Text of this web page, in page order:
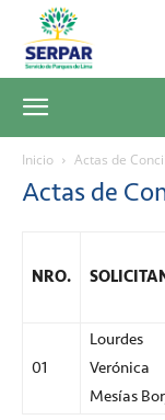
SERPAR
Servicio
de
Parques
Inicio Actas de
Actas de
NRO.
01
Lourdes
Verónica
Mesías